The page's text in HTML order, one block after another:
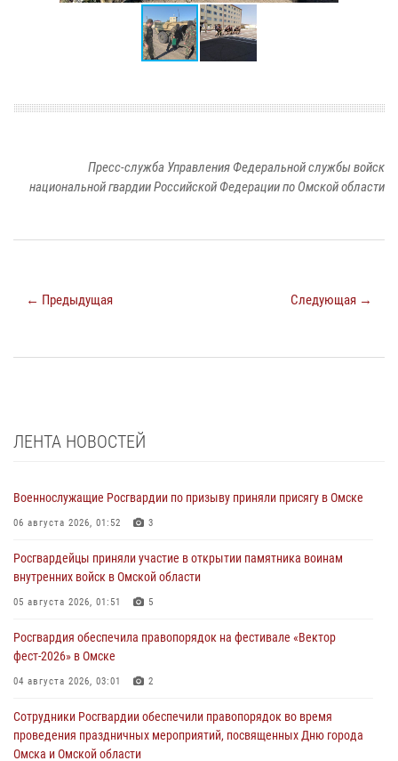
Пресс-служба Управления Федеральной службы войск
национальной гвардии Российской Федерации по Омской области
← Предыдущая Следующая →
ЛЕНТА НОВОСТЕЙ
Военнослужащие Росгвардии по призыву приняли присягу в Омске
06 августа 2026, 01:52 3
Росгвардейцы приняли участие в открытии памятника воинам
внутренних войск в Омской области
05 августа 2026, 01:51 5
Росгвардия обеспечила правопорядок на фестивале «Вектор
фест-2026» в Омске
04 августа 2026, 03:01 2
Сотрудники Росгвардии обеспечили правопорядок во время
проведения праздничных мероприятий, посвященных Дню города
Омска и Омской области